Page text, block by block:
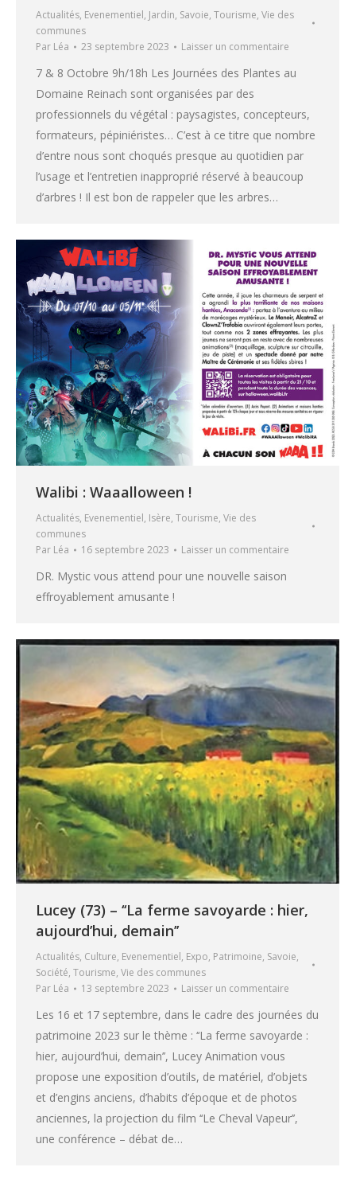
Actualités, Evenementiel, Jardin, Savoie, Tourisme, Vie des
communes
Par Léa 23 septembre 2023 Laisser un commentaire
7 & 8 Octobre 9h/18h Les Journées des Plantes au
Domaine Reinach sont organisées par des
professionnels du végétal : paysagistes, concepteurs,
formateurs, pépiniéristes… C’est à ce titre que nombre
d’entre nous sont choqués presque au quotidien par
l’usage et l’entretien inapproprié réservé à beaucoup
d’arbres ! Il est bon de rappeler que les arbres…
Walibi : Waaalloween !
Actualités, Evenementiel, Isère, Tourisme, Vie des
communes
Par Léa 16 septembre 2023 Laisser un commentaire
DR. Mystic vous attend pour une nouvelle saison
effroyablement amusante !
Lucey (73) – ‘‘La ferme savoyarde : hier,
aujourd’hui, demain’’
Actualités, Culture, Evenementiel, Expo, Patrimoine, Savoie,
Société, Tourisme, Vie des communes
Par Léa 13 septembre 2023 Laisser un commentaire
Les 16 et 17 septembre, dans le cadre des journées du
patrimoine 2023 sur le thème : ‘‘La ferme savoyarde :
hier, aujourd’hui, demain’’, Lucey Animation vous
propose une exposition d’outils, de matériel, d’objets
et d’engins anciens, d’habits d’époque et de photos
anciennes, la projection du film ‘‘Le Cheval Vapeur’’,
une conférence – débat de…